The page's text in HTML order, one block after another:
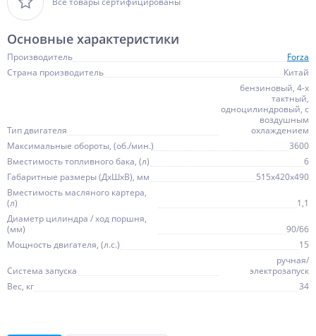
Основные характеристики
Производитель
Forza
Страна производитель
Китай
Тип двигателя
бензиновый, 4-х
тактный,
одноцилиндровый, с
воздушным
охлаждением
Максимальные обороты, (об./мин.)
3600
Вместимость топливного бака, (л)
6
Габаритные размеры (ДхШхВ), мм
515х420х490
Вместимость масляного картера,
(л)
1,1
Диаметр цилиндра / ход поршня,
(мм)
90/66
Мощность двигателя, (л.с.)
15
Система запуска
ручная/
электрозапуск
Вес, кг
34